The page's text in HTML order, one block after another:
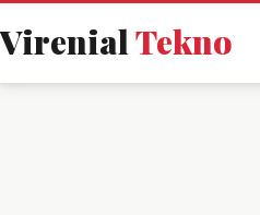
VirenialTekno